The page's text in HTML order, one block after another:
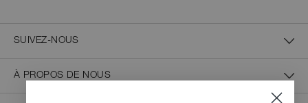
SUIVEZ-NOUS
À PROPOS DE NOUS